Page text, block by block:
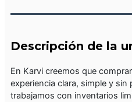
Descripción de la
En Karvi creemos que
experiencia clara, simple y sin
trabajamos con inventarios